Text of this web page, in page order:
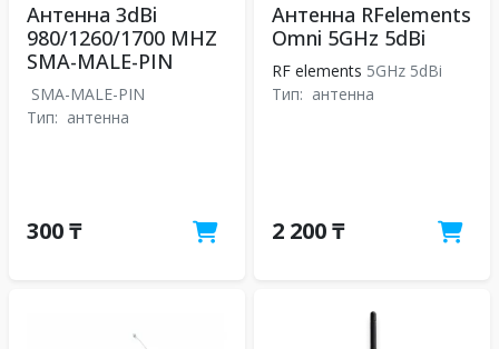
Антенна 3dBi
980/1260/1700 MHZ
SMA-MALE-PIN
SMA-MALE-PIN
Тип: антенна
300 ₸
Антенна RFelements
Omni 5GHz 5dBi
RF elements 5GHz 5dBi
Тип: антенна
2 200 ₸